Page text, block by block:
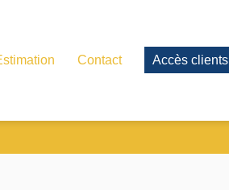
Contact Accès clients